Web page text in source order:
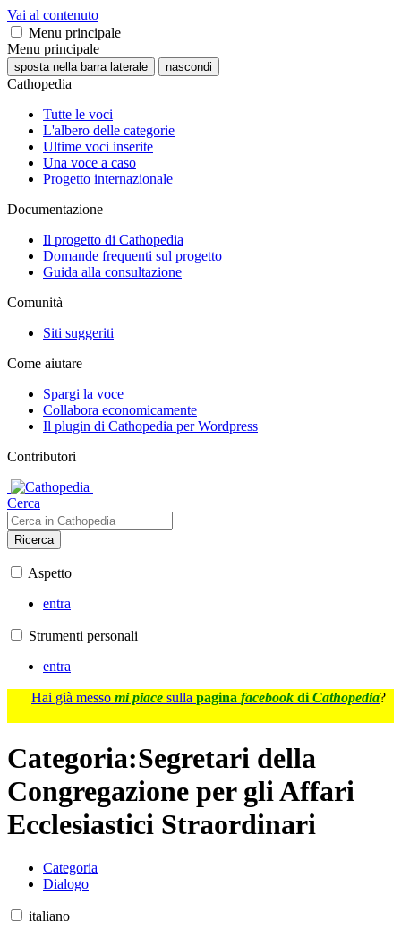
Vai al contenuto
Menu principale
Menu principale
sposta nella barra laterale nascondi
Cathopedia
Tutte le voci
L'albero delle categorie
Ultime voci inserite
Una voce a caso
Progetto internazionale
Documentazione
Il progetto di Cathopedia
Domande frequenti sul progetto
Guida alla consultazione
Comunità
Siti suggeriti
Come aiutare
Spargi la voce
Collabora economicamente
Il plugin di Cathopedia per Wordpress
Contributori
Cerca
Ricerca
Aspetto
entra
Strumenti personali
entra
Hai già messo mi piace sulla pagina facebook di Cathopedia?
Categoria:Segretari della
Congregazione per gli Affari
Ecclesiastici Straordinari
Categoria
Dialogo
italiano